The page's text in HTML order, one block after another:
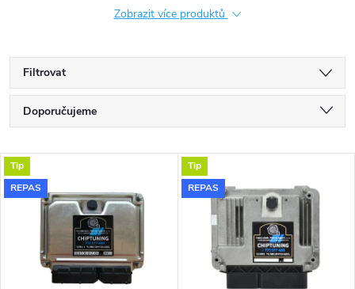
Zobrazit více produktů
Filtrovat
Ř
a
z
Doporučujeme
Nejdražší
Nejprodávanější
V
ý
Tip
REPAS
Tip
REPAS